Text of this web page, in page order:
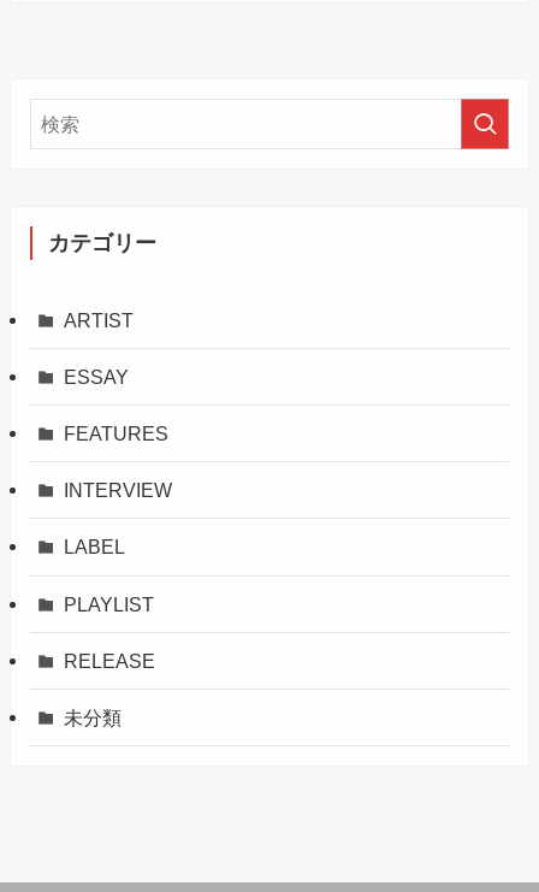
カテゴリー
ARTIST
ESSAY
FEATURES
INTERVIEW
LABEL
PLAYLIST
RELEASE
未分類